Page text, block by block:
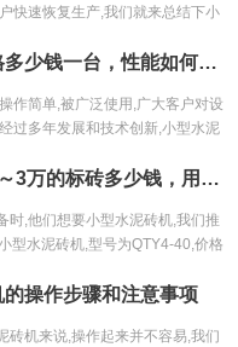
快速恢复生产,我们就来总结下小
小型水泥砖机价格多少钱一台，性能如何？（附生产视频）
作简单,被广泛使用,广大客户对设
过多年发展和技术创新,小型水泥
小型水泥砖机2万～3万的标砖多少钱，用哪个型号？
时,他们想要小型水泥砖机,我们推
型水泥砖机,型号为QTY4-40,价格
操作步骤和注意事项
砖机来说,操作起来并不容易,我们